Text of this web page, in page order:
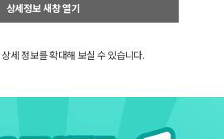
상세정보 새창 열기
상세 정보를 확대해 보실 수 있습니다.